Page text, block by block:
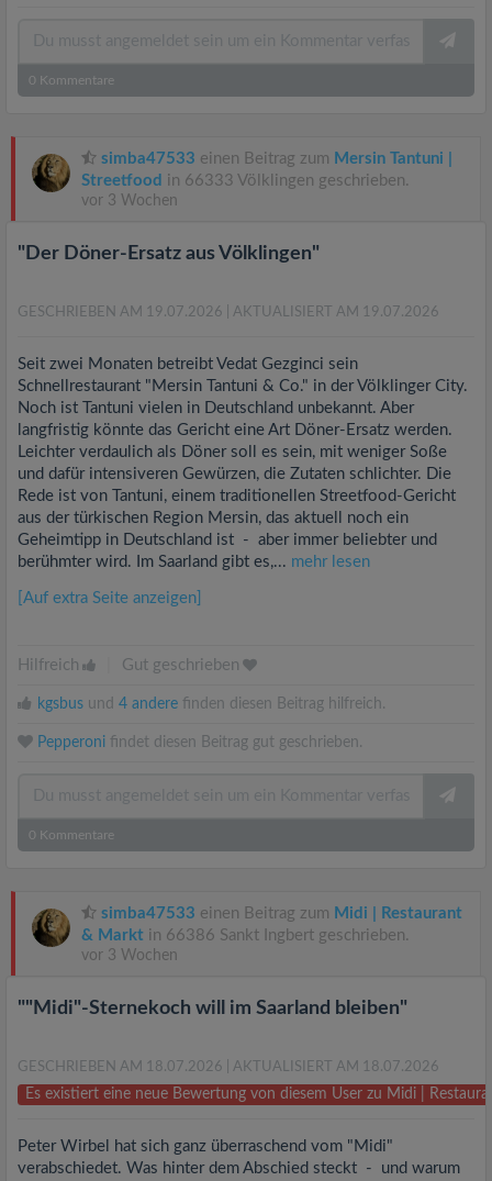
0 Kommentare
simba47533 einen Beitrag zum Mersin Tantuni |
Streetfood in 66333 Völklingen geschrieben.
vor 3 Wochen
"Der Döner-Ersatz aus Völklingen"
GESCHRIEBEN AM 19.07.2026 | AKTUALISIERT AM 19.07.2026
Seit zwei Monaten betreibt Vedat Gezginci sein
Schnellrestaurant "Mersin Tantuni & Co." in der Völklinger City.
Noch ist Tantuni vielen in Deutschland unbekannt. Aber
langfristig könnte das Gericht eine Art Döner-Ersatz werden.
Leichter verdaulich als Döner soll es sein, mit weniger Soße
und dafür intensiveren Gewürzen, die Zutaten schlichter. Die
Rede ist von Tantuni, einem traditionellen Streetfood-Gericht
aus der türkischen Region Mersin, das aktuell noch ein
Geheimtipp in Deutschland ist - aber immer beliebter und
berühmter wird. Im Saarland gibt es,... mehr lesen
[Auf extra Seite anzeigen]
Hilfreich Gut geschrieben
kgsbus und 4 andere finden diesen Beitrag hilfreich.
Pepperoni findet diesen Beitrag gut geschrieben.
0 Kommentare
simba47533 einen Beitrag zum Midi | Restaurant
& Markt in 66386 Sankt Ingbert geschrieben.
vor 3 Wochen
""Midi"-Sternekoch will im Saarland bleiben"
GESCHRIEBEN AM 18.07.2026 | AKTUALISIERT AM 18.07.2026
Es existiert eine neue Bewertung von diesem User zu Midi |
Peter Wirbel hat sich ganz überraschend vom "Midi"
verabschiedet. Was hinter dem Abschied steckt - und warum